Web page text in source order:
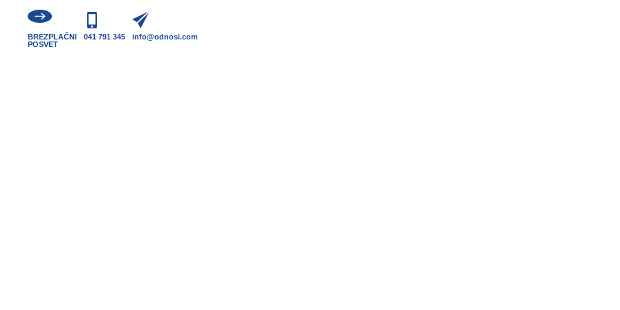
BREZPLAČNI
POSVET
041 791 345 info@odnosi.com